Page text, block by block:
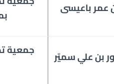
عمر باعيسى
بن علي سميّر
جمعية